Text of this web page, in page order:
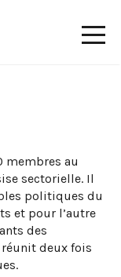
membres au
sectorielle. Il
politiques du
et pour l’autre
des
deux fois